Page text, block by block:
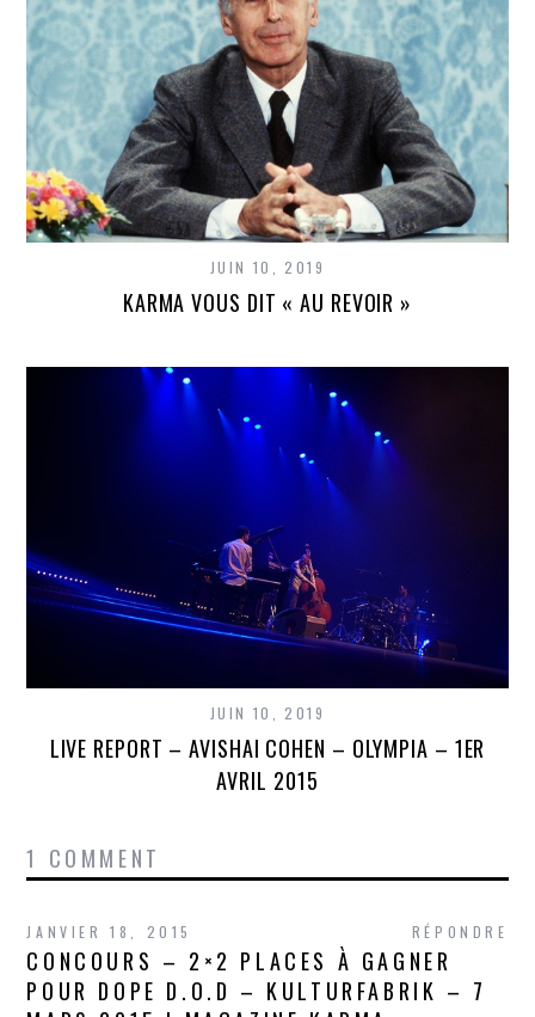
JUIN 10, 2019
KARMA VOUS DIT « AU REVOIR »
JUIN 10, 2019
LIVE REPORT – AVISHAI COHEN – OLYMPIA – 1ER
AVRIL 2015
1 COMMENT
RÉPONDRE
JANVIER 18, 2015
CONCOURS – 2×2 PLACES À GAGNER
POUR DOPE D.O.D – KULTURFABRIK – 7